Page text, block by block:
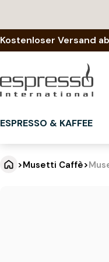
springen
Kostenloser Versand
ESPRESSO & KAFFEE
>Musetti Caffè>